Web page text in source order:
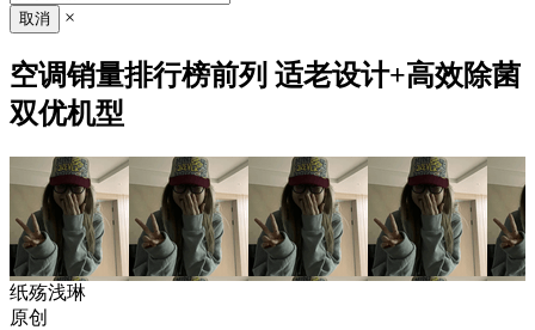
×
空调销量排行榜前列 适老设计+高效除菌
双优机型
纸殇浅琳
原创